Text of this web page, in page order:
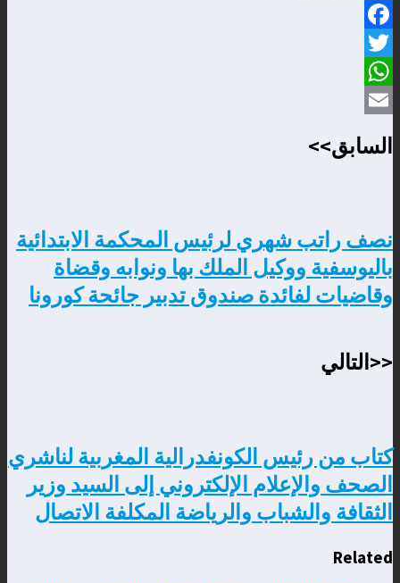
Facebook
Twitter
WhatsApp
السابق>>
نصف راتب شهري لرئيس المحكمة الابتدائية
باليوسفية ووكيل الملك بها ونوابه وقضاة
وقاضيات لفائدة صندوق تدبير جائحة كورونا
<<التالي
كتاب من رئيس الكونفدرالية المغربية لناشري
الصحف والإعلام الإلكتروني إلى السيد وزير
الثقافة والشباب والرياضة المكلفة الاتصال
Related